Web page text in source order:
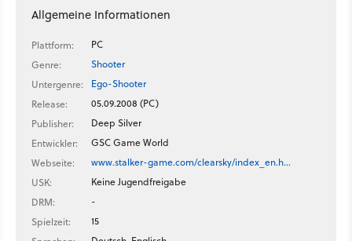
Allgemeine Informationen
Plattform:
PC
Genre:
Shooter
Untergenre:
Ego-Shooter
Release:
05.09.2008 (PC)
Publisher:
Deep Silver
Entwickler:
GSC Game World
Webseite:
www.stalker-game.com/clearsky/index_en.h…
USK:
Keine Jugendfreigabe
DRM:
-
Spielzeit:
15